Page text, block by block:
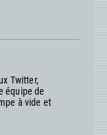
Twitter,
équipe de
à vide et